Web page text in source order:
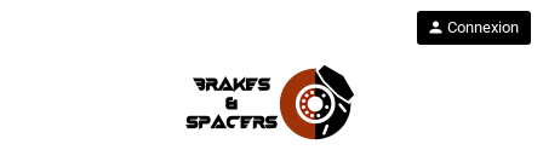
person Connexion